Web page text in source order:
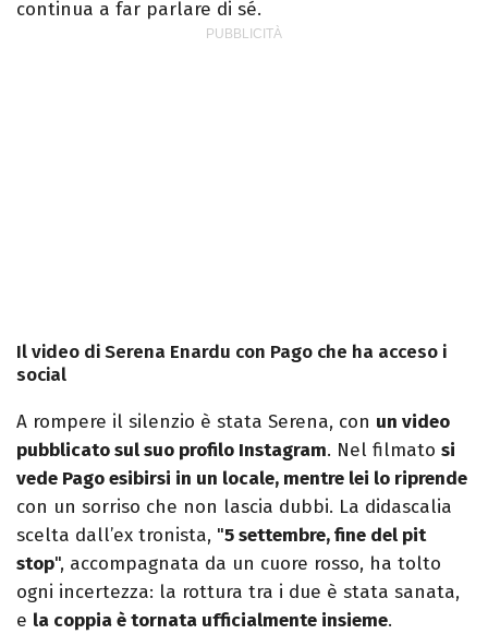
continua a far parlare di sé.
Il video di Serena Enardu con Pago che ha acceso i
social
A rompere il silenzio è stata Serena, con un video
pubblicato sul suo profilo Instagram. Nel filmato si
vede Pago esibirsi in un locale, mentre lei lo riprende
con un sorriso che non lascia dubbi. La didascalia
scelta dall’ex tronista, "5 settembre, fine del pit
stop", accompagnata da un cuore rosso, ha tolto
ogni incertezza: la rottura tra i due è stata sanata,
e la coppia è tornata ufficialmente insieme.